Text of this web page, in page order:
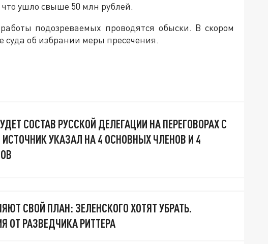
ушло свыше 50 млн рублей.
подозреваемых проводятся обыски. В скором
суда об избрании меры пресечения.
СОСТАВ РУССКОЙ ДЕЛЕГАЦИИ НА ПЕРЕГОВОРАХ С
УКАЗАЛ НА 4 ОСНОВНЫХ ЧЛЕНОВ И 4
СВОЙ ПЛАН: ЗЕЛЕНСКОГО ХОТЯТ УБРАТЬ.
ОТ РАЗВЕДЧИКА РИТТЕРА